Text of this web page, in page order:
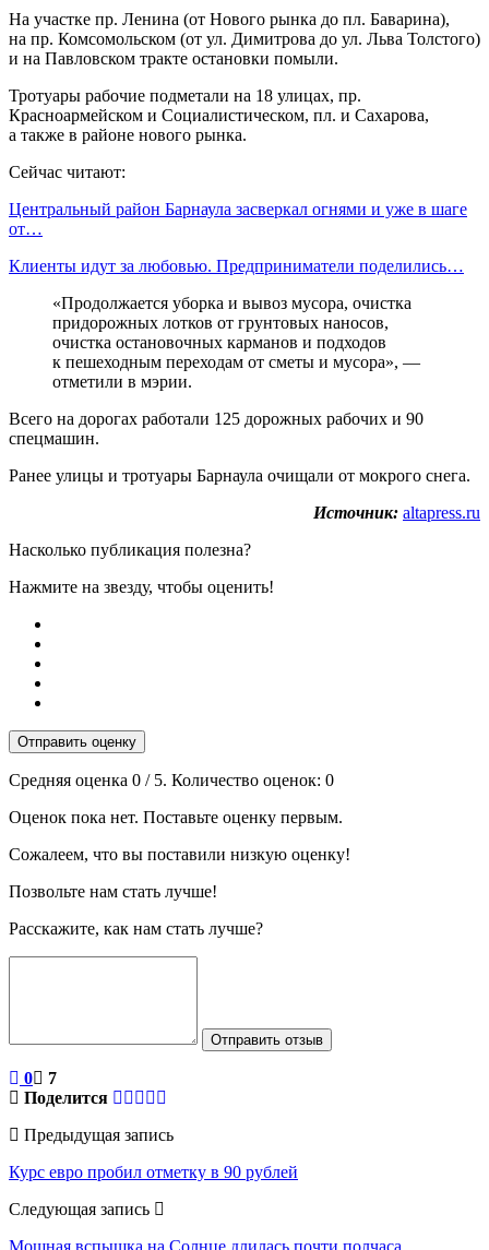
На участке пр. Ленина (от Нового рынка до пл. Баварина),
на пр. Комсомольском (от ул. Димитрова до ул. Льва Толстого)
и на Павловском тракте остановки помыли.
Тротуары рабочие подметали на 18 улицах, пр.
Красноармейском и Социалистическом, пл. и Сахарова,
а также в районе нового рынка.
Сейчас читают:
Центральный район Барнаула засверкал огнями и уже в шаге
от…
Клиенты идут за любовью. Предприниматели поделились…
«Продолжается уборка и вывоз мусора, очистка
придорожных лотков от грунтовых наносов,
очистка остановочных карманов и подходов
к пешеходным переходам от сметы и мусора», —
отметили в мэрии.
Всего на дорогах работали 125 дорожных рабочих и 90
спецмашин.
Ранее улицы и тротуары Барнаула очищали от мокрого снега.
Источник: altapress.ru
Насколько публикация полезна?
Нажмите на звезду, чтобы оценить!
Отправить оценку
Средняя оценка 0 / 5. Количество оценок: 0
Оценок пока нет. Поставьте оценку первым.
Сожалеем, что вы поставили низкую оценку!
Позвольте нам стать лучше!
Расскажите, как нам стать лучше?
Отправить отзыв
0
7
Поделится
Предыдущая запись
Курс евро пробил отметку в 90 рублей
Следующая запись
Мощная вспышка на Солнце длилась почти полчаса